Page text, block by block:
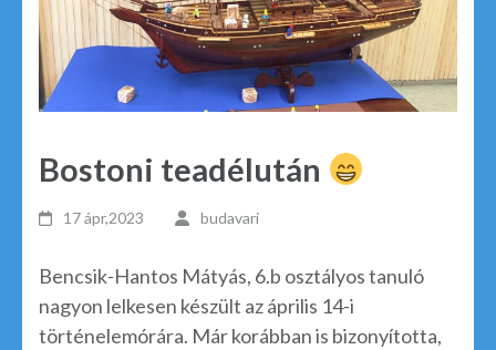
Bostoni teadélután
17 ápr,2023 budavari
Bencsik-Hantos Mátyás, 6.b osztályos tanuló
nagyon lelkesen készült az április 14-i
történelemórára. Már korábban is bizonyította,